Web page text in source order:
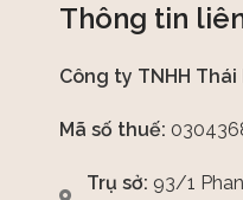
Thông tin
Công ty TNHH Thái
Mã số thuế:
Trụ sở: 93/1